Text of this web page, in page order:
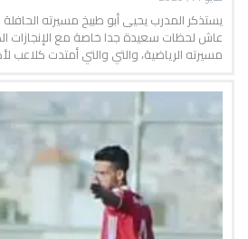
يستذكر المدرب يحيى أبو طبيخ مسيرته الحافلة
عاش لحظات سعيدة جدا خاصة مع الإنجازات
مسيرته الرياضية، والتي والتي أمتدت كلاعب لأكثر من 25